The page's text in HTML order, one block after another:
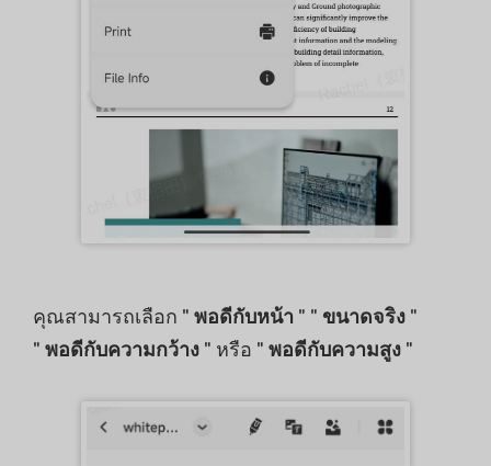
คุณสามารถเลือก " พอดีกับหน้า " " ขนาดจริง "
" พอดีกับความกว้าง " หรือ " พอดีกับความสูง "